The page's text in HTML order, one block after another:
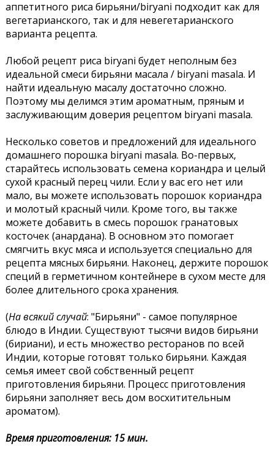
аппетитного риса бирьяни/biryani подходит как для
вегетарианского, так и для невегетарианского
варианта рецепта.
Любой рецепт риса biryani будет неполным без
идеальной смеси бирьяни масала / biryani masala. И
найти идеальную масалу достаточно сложно.
Поэтому мы делимся этим ароматным, пряным и
заслуживающим доверия рецептом biryani masala.
Несколько советов и предложений для идеального
домашнего порошка biryani masala. Во-первых,
старайтесь использовать семена кориандра и целый
сухой красный перец чили. Если у вас его нет или
мало, вы можете использовать порошок кориандра
и молотый красный чили. Кроме того, вы также
можете добавить в смесь порошок гранатовых
косточек (анардана). В основном это помогает
смягчить вкус мяса и используется специально для
рецепта мясных бирьяни. Наконец, держите порошок
специй в герметичном контейнере в сухом месте для
более длительного срока хранения.
(На всякий случай: "Бирьяни" - самое популярное
блюдо в Индии. Существуют тысячи видов бирьяни
(бириани), и есть множество ресторанов по всей
Индии, которые готовят только бирьяни. Каждая
семья имеет свой собственный рецепт
приготовления бирьяни. Процесс приготовления
бирьяни заполняет весь дом восхитительным
ароматом).
Время приготовления: 15 мин.